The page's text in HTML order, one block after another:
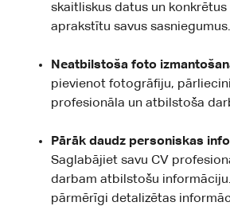
skaitliskus datus un konkrētus
aprakstītu savus sasniegumus.
Neatbilstoša foto
pievienot fotogrāfiju,
profesionāla un atbilstoša
Pārāk daudz personiskas
Saglabājiet savu CV
darbam atbilstošu
pārmērīgi detalizētas